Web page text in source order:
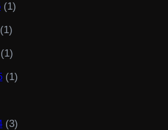
(1)
(1)
(1)
(1)
(3)